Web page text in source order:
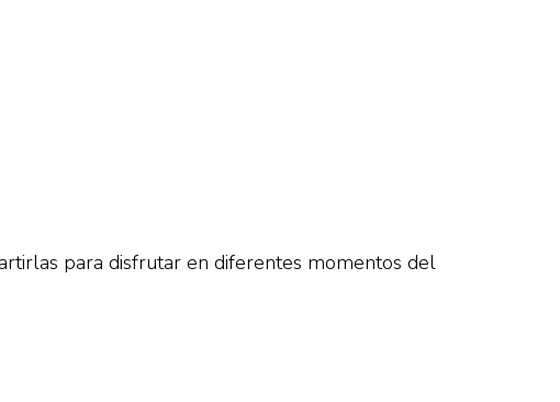
para disfrutar en diferentes momentos del